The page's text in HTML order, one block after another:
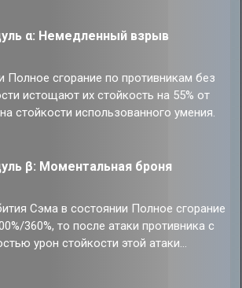
α: Немедленный взрыв
Полное сгорание по противникам без
истощают их стойкость на 55% от
стойкости использованного умения.
β: Моментальная броня
Сэма в состоянии Полное сгорание
360%, то после атаки противника с
урон стойкости этой атаки
50% урона суперпробития